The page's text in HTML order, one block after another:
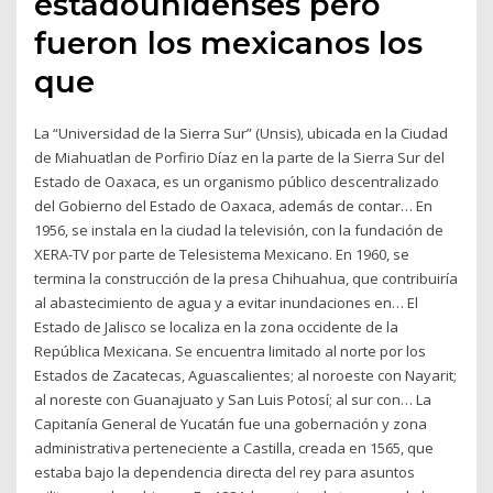
fueron los mexicanos los
que
La “Universidad de la Sierra Sur” (Unsis), ubicada en la Ciudad
de Miahuatlan de Porfirio Díaz en la parte de la Sierra Sur del
Estado de Oaxaca, es un organismo público descentralizado
del Gobierno del Estado de Oaxaca, además de contar… En
1956, se instala en la ciudad la televisión, con la fundación de
XERA-TV por parte de Telesistema Mexicano. En 1960, se
termina la construcción de la presa Chihuahua, que contribuiría
al abastecimiento de agua y a evitar inundaciones en… El
Estado de Jalisco se localiza en la zona occidente de la
República Mexicana. Se encuentra limitado al norte por los
Estados de Zacatecas, Aguascalientes; al noroeste con Nayarit;
al noreste con Guanajuato y San Luis Potosí; al sur con… La
Capitanía General de Yucatán fue una gobernación y zona
administrativa perteneciente a Castilla, creada en 1565, que
estaba bajo la dependencia directa del rey para asuntos